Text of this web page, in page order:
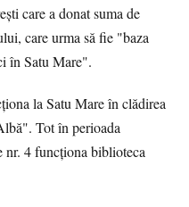
care a donat suma de
care urma să fie "baza
în Satu Mare".
la Satu Mare în clădirea
Tot în perioada
nr. 4 funcţiona biblioteca